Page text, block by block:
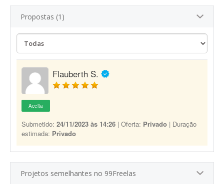
Propostas (1)
Flauberth S.
Aceita
Submetido: 24/11/2023 às 14:26 | Oferta: Privado | Duração
estimada: Privado
Projetos semelhantes no 99Freelas